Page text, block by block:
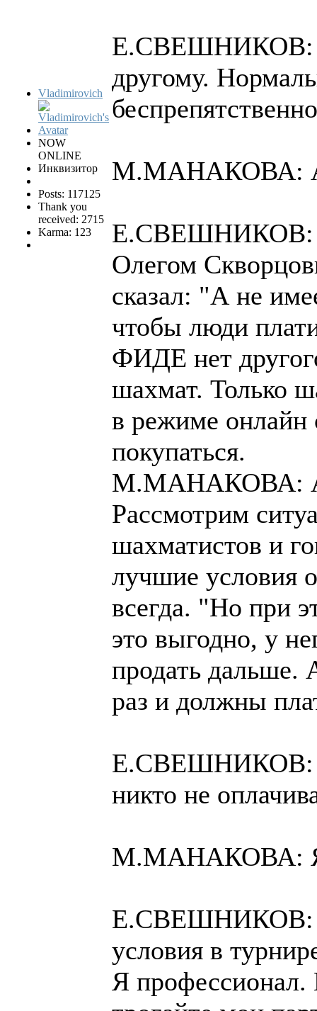
Vladimirovich
NOW
ONLINE
Инквизитор
Posts: 117125
Thank you
received: 2715
Karma: 123
Е.СВЕШНИКОВ:
другому.
М.МАНАКОВА:
Е.СВЕШНИКОВ:
Олегом
сказал: "А не
чтобы люди
ФИДЕ нет
шахмат. Только
в режиме онлайн
покупаться.
М.МАНАКОВА: А я
Рассмотрим
шахматистов и
лучшие условия
всегда. "Но при
это выгодно, у
продать дальше.
раз и должны
Е.СВЕШНИКОВ: Я
никто не
М.МАНАКОВА: Я
Е.СВЕШНИКОВ:
условия в
Я профессионал.